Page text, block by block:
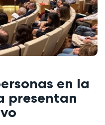
en la
presentan